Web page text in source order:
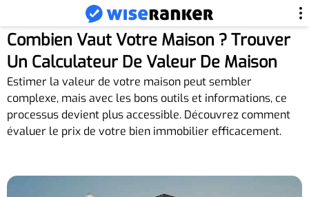
Combien Vaut Votre Maison ? Trouver
Un Calculateur De Valeur De Maison
Estimer la valeur de votre maison peut sembler
complexe, mais avec les bons outils et informations, ce
processus devient plus accessible. Découvrez comment
évaluer le prix de votre bien immobilier efficacement.